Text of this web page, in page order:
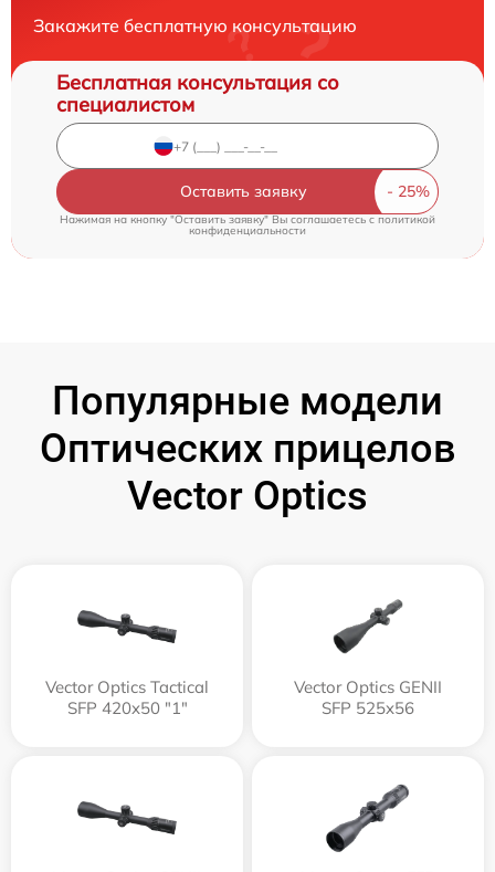
Закажите бесплатную консультацию
Бесплатная консультация со
специалистом
Оставить заявку
Нажимая на кнопку "Оставить заявку" Вы соглашаетесь c политикой
конфиденциальности
Популярные модели
Оптических прицелов
Vector Optics
Vector Optics Tactical
SFP 420x50 "1"
Vector Optics GENII
SFP 525x56